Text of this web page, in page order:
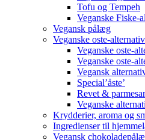
Tofu og Tempeh
Veganske Fiske-
Vegansk pålæg
Veganske oste-
Veganske oste-
Veganske oste-
Vegansk
Special’åste’
Revet &
Veganske
Krydderier, aroma og
Ingredienser til
Vegansk